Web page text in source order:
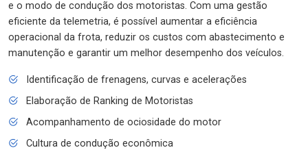
e o modo de condução dos motoristas. Com uma gestão
eficiente da telemetria, é possível aumentar a eficiência
operacional da frota, reduzir os custos com abastecimento e
manutenção e garantir um melhor desempenho dos veículos.
Identificação de frenagens, curvas e acelerações
Elaboração de Ranking de Motoristas
Acompanhamento de ociosidade do motor
Cultura de condução econômica